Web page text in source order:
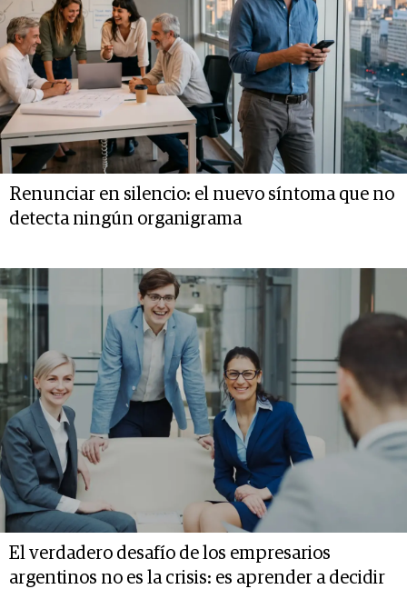
Renunciar en silencio: el nuevo síntoma que no
detecta ningún organigrama
El verdadero desafío de los empresarios
argentinos no es la crisis: es aprender a decidir